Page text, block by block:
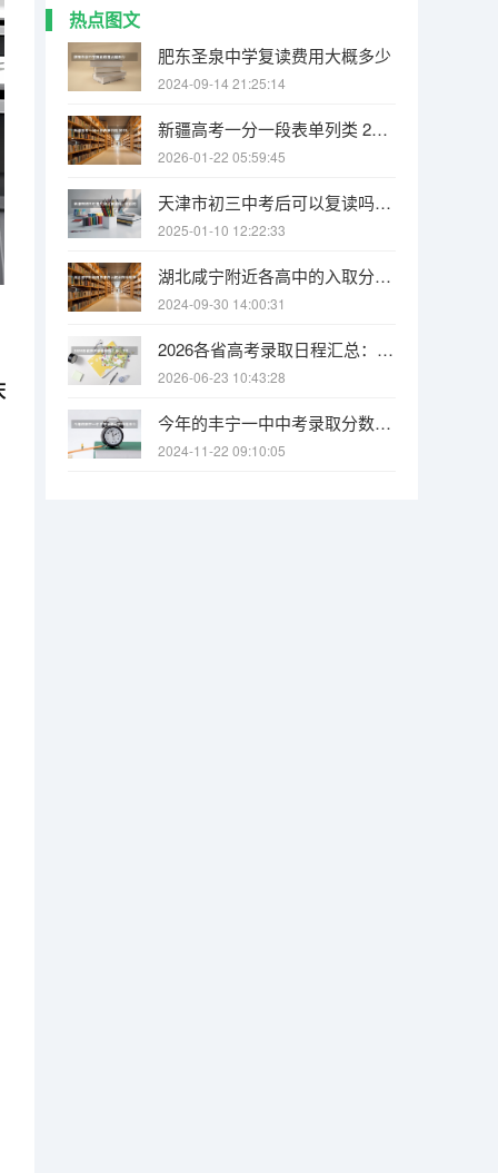
热点图文
肥东圣泉中学复读费用大概多少
2024-09-14 21:25:14
新疆高考一分一段表单列类 2025年新疆高考艺术类单列类文化课分数线
2026-01-22 05:59:45
天津市初三中考后可以复读吗，可以的话告诉我那所学校
2025-01-10 12:22:33
湖北咸宁附近各高中的入取分数线是多少？？
2024-09-30 14:00:31
2026各省高考录取日程汇总：7月上旬启动，本科批7月中下旬集中投档
2026-06-23 10:43:28
今年的丰宁一中中考录取分数线是多少
2024-11-22 09:10:05